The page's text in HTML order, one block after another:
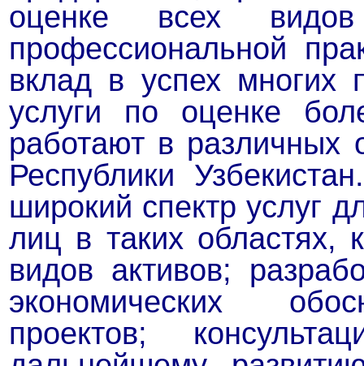
оценке всех
профессиональной
вклад в успех многих
услуги по оценке
работают в различных
Республики
широкий спектр услуг
лиц в таких областях,
видов активов;
экономических
проектов;